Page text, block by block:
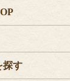
探す